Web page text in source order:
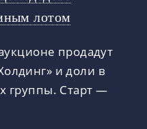
лотом
продадут
и доли в
группы. Старт —